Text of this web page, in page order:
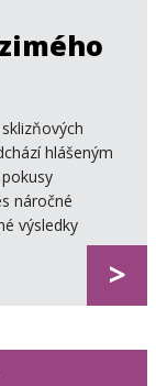
hlášeným
náročné
výsledky
>